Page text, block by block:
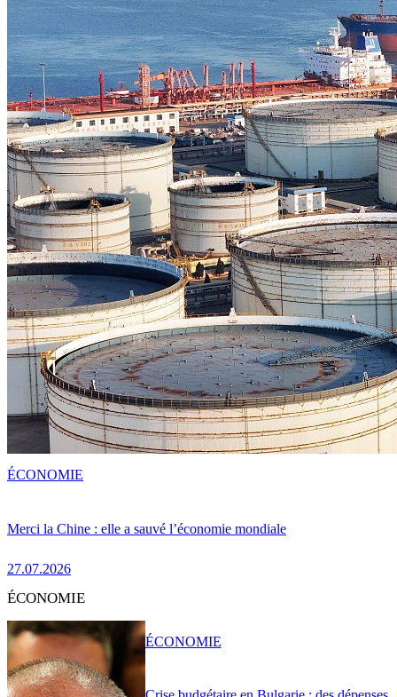
Merci la Chine : elle a sauvé l’économie mondiale
27.07.2026
ÉCONOMIE
ÉCONOMIE
ÉCONOMIE